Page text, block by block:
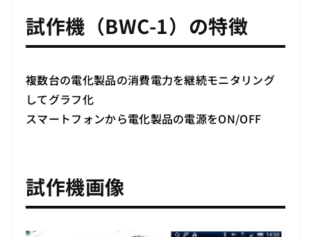
試作機（BWC-1）の特徴
複数台の電化製品の消費電力を継続モニタリング
してグラフ化
スマートフォンから電化製品の電源をON/OFF
試作機画像